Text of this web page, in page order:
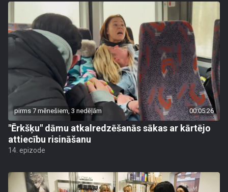
pirms 7 mēnešiem, 3 nedēļām 00:05:26
"Ērkšķu" dāmu atkalredzēšanās sākas ar kārtējo
attiecību risināšanu
14. epizode